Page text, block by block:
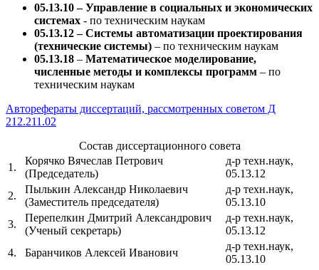
05.13.10 – Управление в социальных и экономических
системах - по техническим наукам
05.13.12 – Системы автоматизации проектирования
(технические системы) – по техническим наукам
05.13.18 – Математическое моделирование,
численные методы и комплексы программ – по
техническим наукам
Авторефераты диссертаций, рассмотренных советом Д
212.211.02
Состав диссертационного совета
1.
Корячко Вячеслав Петрович
(Председатель)
д-р техн.наук,
05.13.12
2.
Пылькин Александр Николаевич
(Заместитель председателя)
д-р техн.наук,
05.13.10
3.
Перепелкин Дмитрий Александрович
(Ученый секретарь)
д-р техн.наук,
05.13.12
4.
Баранчиков Алексей Иванович
д-р техн.наук,
05.13.10